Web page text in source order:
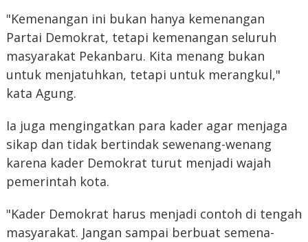
‎"Kemenangan ini bukan hanya kemenangan
Partai Demokrat, tetapi kemenangan seluruh
masyarakat Pekanbaru. Kita menang bukan
untuk menjatuhkan, tetapi untuk merangkul,"
kata Agung.
‎Ia juga mengingatkan para kader agar menjaga
sikap dan tidak bertindak sewenang-wenang
karena kader Demokrat turut menjadi wajah
pemerintah kota.
‎"Kader Demokrat harus menjadi contoh di tengah
masyarakat. Jangan sampai berbuat semena-